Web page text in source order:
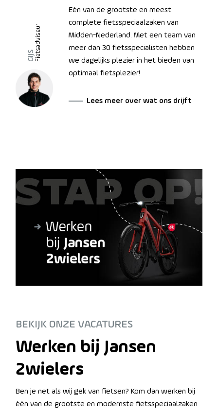
GIJSFietsadviseur
Eén van de grootste en meest
complete fietsspeciaalzaken van
Midden-Nederland. Met een team van
meer dan 30 fietsspecialisten hebben
we dagelijks plezier in het bieden van
optimaal fietsplezier!
Lees meer over wat ons drijft
BEKIJK ONZE VACATURES
Werken bij Jansen
2wielers
Ben je net als wij gek van fietsen? Kom dan werken bij
één van de grootste en modernste fietsspeciaalzaken